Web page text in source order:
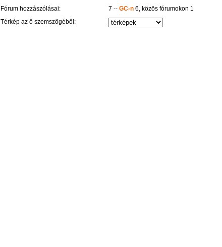
Fórum hozzászólásai:
7 -- GC-n6, közös fórumokon 1
Térkép az ő szemszögéből: